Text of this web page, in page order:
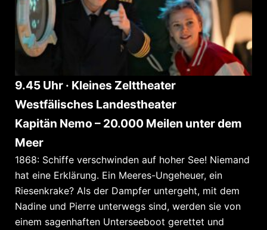
9.45 Uhr · Kleines Zelttheater
Westfälisches Landestheater
Kapitän Nemo – 20.000 Meilen unter dem
Meer
1868: Schiffe verschwinden auf hoher See! Niemand
hat eine Erklärung. Ein Meeres-Ungeheuer, ein
Riesenkrake? Als der Dampfer untergeht, mit dem
Nadine und Pierre unterwegs sind, werden sie von
einem sagenhaften Unterseeboot gerettet und